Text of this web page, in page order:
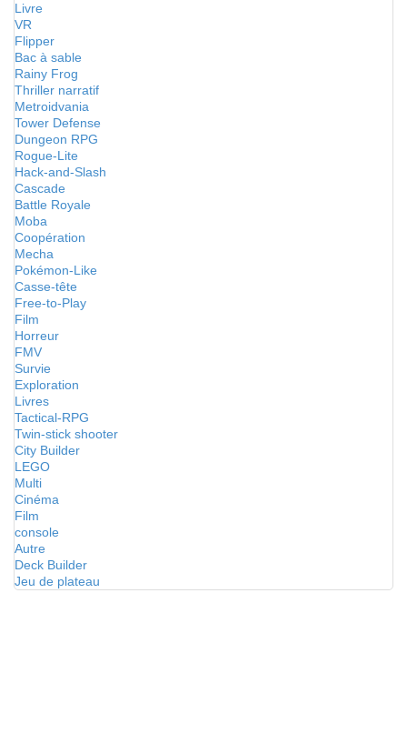
Livre
VR
Flipper
Bac à sable
Rainy Frog
Thriller narratif
Metroidvania
Tower Defense
Dungeon RPG
Rogue-Lite
Hack-and-Slash
Cascade
Battle Royale
Moba
Coopération
Mecha
Pokémon-Like
Casse-tête
Free-to-Play
Film
Horreur
FMV
Survie
Exploration
Livres
Tactical-RPG
Twin-stick shooter
City Builder
LEGO
Multi
Cinéma
Film
console
Autre
Deck Builder
Jeu de plateau